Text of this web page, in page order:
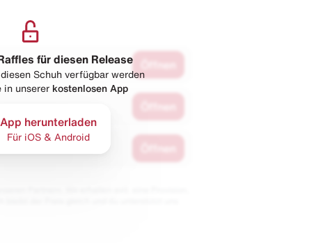
für diesen Release
Schuh verfügbar werden
in unserer kostenlosen App
App herunterladen
Für iOS & Android